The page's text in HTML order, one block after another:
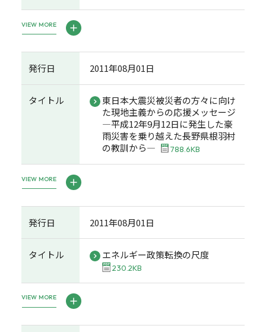
VIEW MORE
発行日 2011年08月01日
タイトル
東日本大震災被災者の方々に向け
た現地主義からの応援メッセージ
―平成12年9月12日に発生した豪
雨災害を乗り越えた長野県根羽村
の教訓から―
788.6KB
VIEW MORE
発行日 2011年08月01日
タイトル エネルギー政策転換の尺度
230.2KB
VIEW MORE